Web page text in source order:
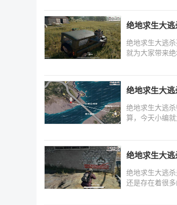
绝地求生大
绝地求生大逃
就为大家带来
绝地求生大
绝地求生大逃
算，今天小编
绝地求生大
绝地求生大逃
还是存在着很